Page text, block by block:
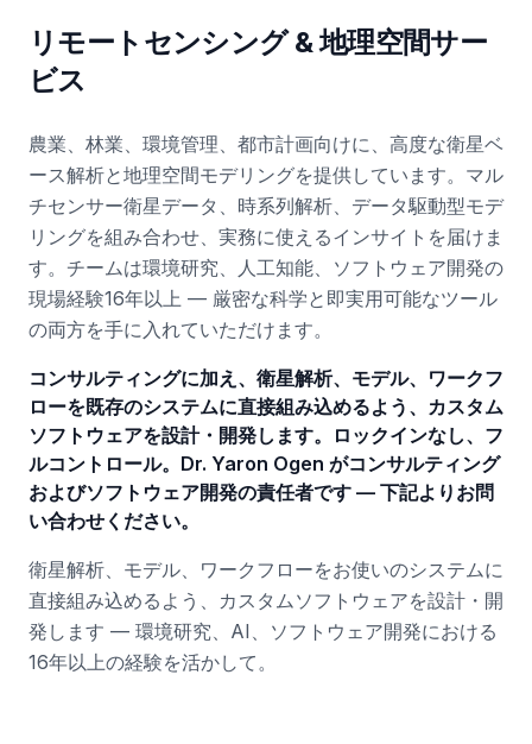
リモートセンシング & 地理空間サー
ビス
農業、林業、環境管理、都市計画向けに、高度な衛星ベ
ース解析と地理空間モデリングを提供しています。マル
チセンサー衛星データ、時系列解析、データ駆動型モデ
リングを組み合わせ、実務に使えるインサイトを届けま
す。チームは環境研究、人工知能、ソフトウェア開発の
現場経験16年以上 — 厳密な科学と即実用可能なツール
の両方を手に入れていただけます。
コンサルティングに加え、衛星解析、モデル、ワークフ
ローを既存のシステムに直接組み込めるよう、カスタム
ソフトウェアを設計・開発します。ロックインなし、フ
ルコントロール。Dr. Yaron Ogen がコンサルティング
およびソフトウェア開発の責任者です — 下記よりお問
い合わせください。
衛星解析、モデル、ワークフローをお使いのシステムに
直接組み込めるよう、カスタムソフトウェアを設計・開
発します — 環境研究、AI、ソフトウェア開発における
16年以上の経験を活かして。